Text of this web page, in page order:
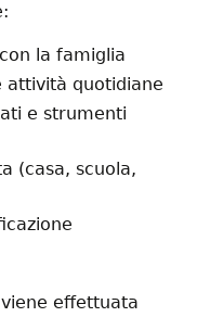
la famiglia
attività quotidiane
e strumenti
(casa, scuola,
effettuata